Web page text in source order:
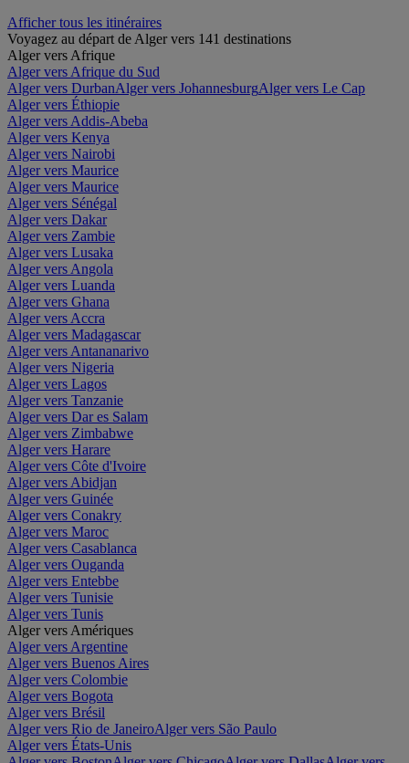
Afficher tous les itinéraires
Voyagez au départ de Alger vers 141 destinations
Alger vers Afrique
Alger vers Afrique du Sud
Alger vers DurbanAlger vers JohannesburgAlger vers Le Cap
Alger vers Éthiopie
Alger vers Addis-Abeba
Alger vers Kenya
Alger vers Nairobi
Alger vers Maurice
Alger vers Maurice
Alger vers Sénégal
Alger vers Dakar
Alger vers Zambie
Alger vers Lusaka
Alger vers Angola
Alger vers Luanda
Alger vers Ghana
Alger vers Accra
Alger vers Madagascar
Alger vers Antananarivo
Alger vers Nigeria
Alger vers Lagos
Alger vers Tanzanie
Alger vers Dar es Salam
Alger vers Zimbabwe
Alger vers Harare
Alger vers Côte d'Ivoire
Alger vers Abidjan
Alger vers Guinée
Alger vers Conakry
Alger vers Maroc
Alger vers Casablanca
Alger vers Ouganda
Alger vers Entebbe
Alger vers Tunisie
Alger vers Tunis
Alger vers Amériques
Alger vers Argentine
Alger vers Buenos Aires
Alger vers Colombie
Alger vers Bogota
Alger vers Brésil
Alger vers Rio de JaneiroAlger vers São Paulo
Alger vers États-Unis